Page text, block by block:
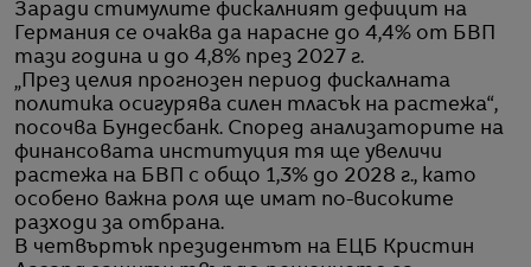
Заради стимулите фискалният дефицит на
Германия се очаква да нарасне до 4,4% от БВП
тази година и до 4,8% през 2027 г.
„През целия прогнозен период фискалната
политика осигурява силен тласък на растежа“,
посочва Бундесбанк. Според анализаторите на
финансовата институция тя ще увеличи
растежа на БВП с общо 1,3% до 2028 г., като
особено важна роля ще имат по-високите
разходи за отбрана.
В четвъртък президентът на ЕЦБ Кристин